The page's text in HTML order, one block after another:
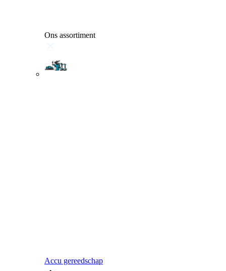
Ons assortiment
Accu gereedschap